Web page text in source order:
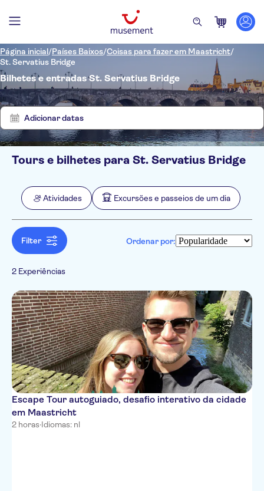
Página inicial/Países Baixos/Coisas para fazer em Maastricht/
St. Servatius Bridge
Bilhetes e entradas St. Servatius Bridge
Adicionar datas
FiltrosPreço (por adulto)
Mín. € Máx. €
NO-PICKUP
Opções de ingressos
Confirmação instantânea
Voucher eletrônico
Cancelamento gratuito
Categorias
Atividades
Tours a pé
Excursões e passeios de um dia
Idomas
Holandês
Alemão
Espanhol
Italiano
EliminarMostrar
2
resultados
Tours e bilhetes para St. Servatius Bridge
Atividades Excursões e passeios de um dia
Filter Ordenar por:
2 Experiências
Escape Tour autoguiado, desafio interativo da cidade
em Maastricht
2 horas·Idiomas: nl